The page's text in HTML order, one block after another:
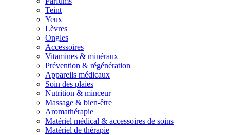
Teint
Yeux
Lèvres
Ongles
Accessoires
Vitamines & minéraux
Prévention & régénération
Appareils médicaux
Soin des plaies
Nutrition & minceur
Massage & bien-être
Aromathérapie
Matériel médical & accessoires de soins
Matériel de thérapie